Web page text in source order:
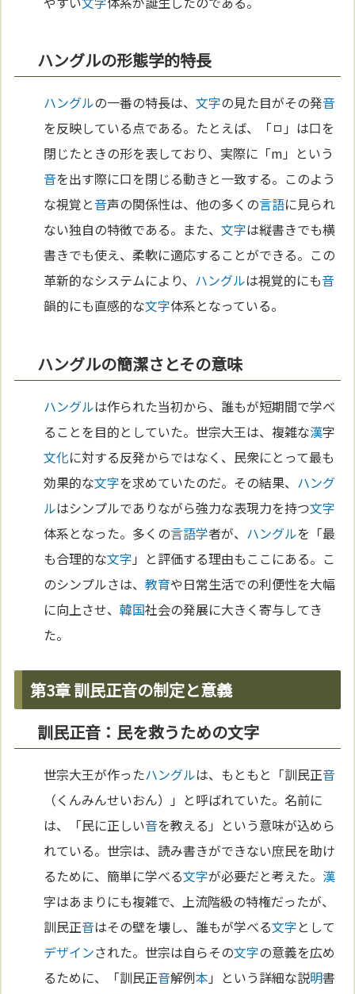
ハングルの形態学的特長
ハングルの一番の特長は、文字の見た目がその発音
を反映している点である。たとえば、「ㅁ」は口を
閉じたときの形を表しており、実際に「m」という
音を出す際に口を閉じる動きと一致する。このよう
な視覚と音声の関係性は、他の多くの言語に見られ
ない独自の特徴である。また、文字は縦書きでも横
書きでも使え、柔軟に適応することができる。この
革新的なシステムにより、 ハングルは視覚的にも音
韻的にも直感的な文字体系となっている。
ハングルの簡潔さとその意味
ハングルは作られた当初から、誰もが短期間で学べ
ることを目的としていた。世宗大王は、複雑な漢字
文化に対する反発からではなく、民衆にとって最も
効果的な文字を求めていたのだ。その結果、 ハング
ルはシンプルでありながら強力な表現力を持つ文字
体系となった。多くの言語学者が、 ハングルを「最
も合理的な文字 」と評価する理由もここにある。こ
のシンプルさは、教育や日常生活での利便性を大幅
に向上させ、韓国社会の発展に大きく寄与してき
た。
第3章 訓民正音の制定と意義
訓民正音：民を救うための文字
世宗大王が作ったハングルは、もともと「訓民正音
（くんみんせいおん）」と呼ばれていた。名前に
は、「民に正しい音を教える」という意味が込めら
れている。世宗は、読み書きができない庶民を助け
るために、簡単に学べる文字が必要だと考えた。 漢
字はあまりにも複雑で、上流階級の特権だったが、
訓民正音はその壁を壊し、誰もが学べる文字として
デザインされた。世宗は自らその文字の意義を広め
るために、「訓民正音解例本 」という詳細な説明書